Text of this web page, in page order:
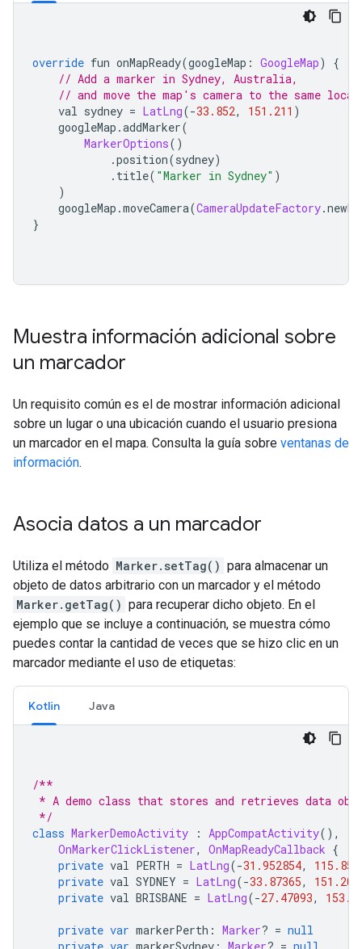
override fun onMapReady(googleMap : GoogleMap)
{
// Add a marker in Sydney, Australia,
// and move the map's camera to the same
val sydney = LatLng(-33.852, 151.211 )
googleMap .addMarker(
MarkerOptions()
.position(sydney)
. title( "Marker in Sydney" )
)
googleMap .moveCamera(CameraUpdateFactory.
}
Muestra información adicional sobre
un marcador
Un requisito común es el de mostrar información adicional
sobre un lugar o una ubicación cuando el usuario presiona
un marcador en el mapa. Consulta la guía sobre ventanas de
información.
Asocia datos a un marcador
Utiliza el método Marker.setTag() para almacenar un
objeto de datos arbitrario con un marcador y el método
Marker.getTag() para recuperar dicho objeto. En el
ejemplo que se incluye a continuación, se muestra cómo
puedes contar la cantidad de veces que se hizo clic en un
marcador mediante el uso de etiquetas:
Kotlin Java
/**
* A demo class that stores and retrieves data
*/
class MarkerDemoActivity : AppCompatActivity(),
OnMarkerClickListener, OnMapReadyCallback {
private val PERTH = LatLng(-31.952854,
private val SYDNEY = LatLng(-33.87365,
private val BRISBANE = LatLng(-27.47093,
private var markerPerth : Marker? = null